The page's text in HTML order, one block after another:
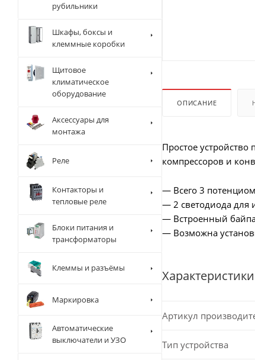
ОПИСАНИЕ
Простое устройство
компрессоров и
— Всего 3
— 2 светодиода для
— Встроенный
— Возможна
Характеристики
Артикул
Тип устройства
рубильники
Шкафы, боксы и
клеммные коробки
Щитовое
климатическое
оборудование
Аксессуары для
монтажа
Реле
Контакторы и
тепловые реле
Блоки питания и
трансформаторы
Клеммы и разъёмы
Маркировка
Автоматические
выключатели и УЗО